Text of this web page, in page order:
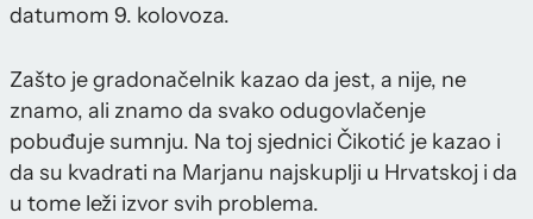
datumom 9. kolovoza.
Zašto je gradonačelnik kazao da jest, a nije, ne
znamo, ali znamo da svako odugovlačenje
pobuđuje sumnju. Na toj sjednici Čikotić je kazao i
da su kvadrati na Marjanu najskuplji u Hrvatskoj i da
u tome leži izvor svih problema.